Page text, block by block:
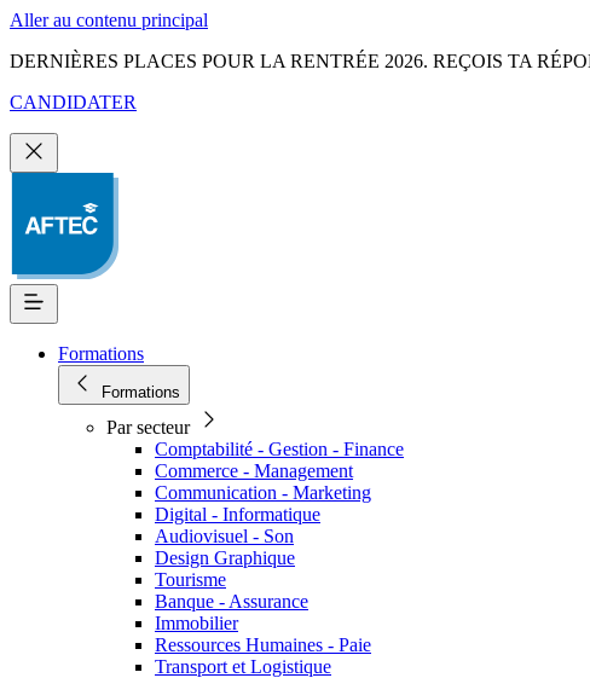
Aller au contenu principal
DERNIÈRES PLACES POUR LA RENTRÉE 2026. REÇOIS TA
CANDIDATER
Formations
Formations
Par secteur
Comptabilité - Gestion - Finance
Commerce - Management
Communication - Marketing
Digital - Informatique
Audiovisuel - Son
Design Graphique
Tourisme
Banque - Assurance
Immobilier
Ressources Humaines - Paie
Transport et Logistique